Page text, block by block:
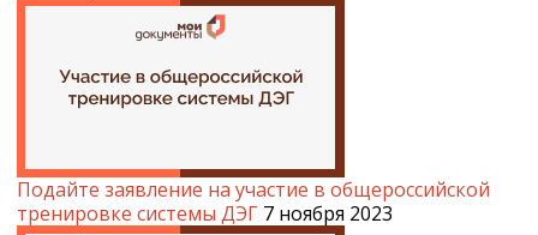
Подайте заявление на участие в общероссийской
тренировке системы ДЭГ 7 ноября 2023